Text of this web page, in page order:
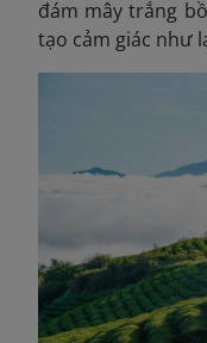
đám mây trắng
tạo cảm giác như